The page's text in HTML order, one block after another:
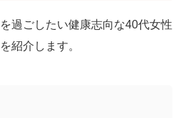
過ごしたい健康志向な40代女性
紹介します。